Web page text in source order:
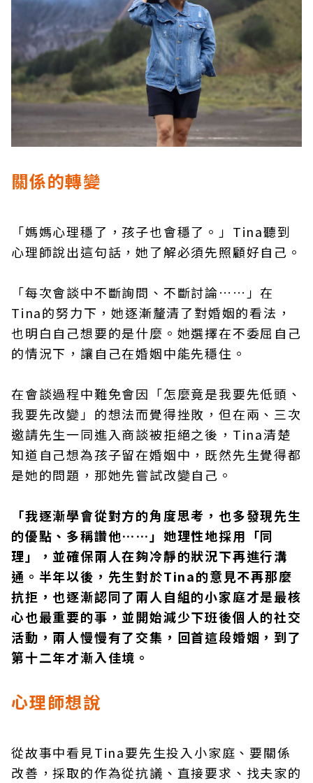
關係的轉變
「媽媽心理穩了，孩子也會穩了。」Tina聽到
心理師說出這句話，她了解必須先照顧好自己。
「每次會談中不斷詢問、不斷討論……」在
Tina的努力下，她逐漸釐清了對婚姻的看法，
也明白自己想要的是什麼。她選擇在不委屈自己
的情況下，讓自己在婚姻中能先穩住。
在會談過程中難免會因「怎麼竟是我要先低頭、
我要先改變」的想法而覺得挫敗，但在兩、三次
邀請先生一同進入商談被拒絕之後，Tina清楚
知道自己想為孩子留在婚姻中，既然先生覺得都
是她的問題，那她先嘗試改變自己。
「我逐漸學會從對方的角度思考，也多發現先生
的優點、多稱讚他……」她理性地採用「同
理」，並確保兩人在夠冷靜的狀況下再進行溝
通。半年以後，先生對於Tina的意見不再那麼
抗拒，也逐漸認同了兩人自組的小家庭才是最核
心也最重要的事，並開始減少下班後個人的社交
活動，兩人慢慢有了交集，回首這段婚姻，到了
第十二年才漸入佳境。
心理師想說
從故事中看見Tina要先生投入小家庭、要關係
改善，採取的作為從抗議、直接要求、找夫家的